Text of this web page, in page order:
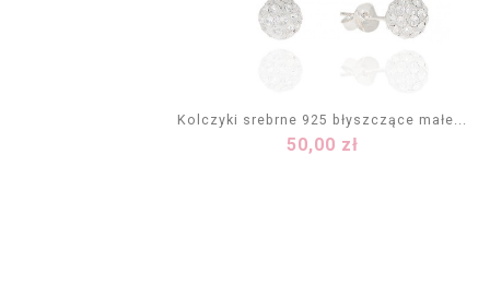
Kolczyki srebrne 925 błyszczące małe...
Cena
50,00 zł
DODAJ DO KOSZYKA